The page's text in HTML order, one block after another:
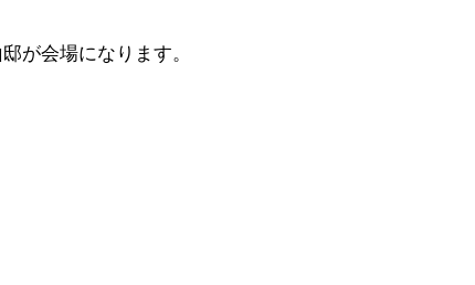
が会場になります。